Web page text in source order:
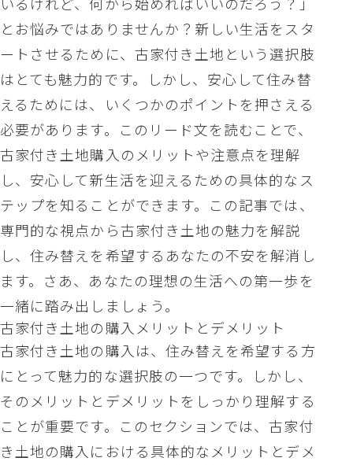
とお悩みではありませんか？新しい生活をスタ
ートさせるために、古家付き土地という選択肢
はとても魅力的です。しかし、安心して住み替
えるためには、いくつかのポイントを押さえる
必要があります。このリード文を読むことで、
古家付き土地購入のメリットや注意点を理解
し、安心して新生活を迎えるための具体的なス
テップを知ることができます。この記事では、
専門的な視点から古家付き土地の魅力を解説
し、住み替えを希望するあなたの不安を解消し
ます。さあ、あなたの理想の生活への第一歩を
一緒に踏み出しましょう。
古家付き土地の購入メリットとデメリット
古家付き土地の購入は、住み替えを希望する方
にとって魅力的な選択肢の一つです。しかし、
そのメリットとデメリットをしっかり理解する
ことが重要です。このセクションでは、古家付
き土地の購入における具体的なメリットとデメ